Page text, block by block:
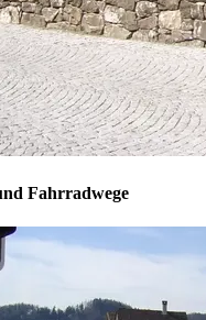
Fahrradwege